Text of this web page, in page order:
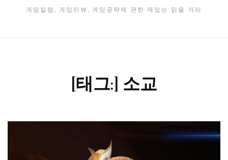
게임칼럼, 게임리뷰, 게임공략에 관한 재밌는 읽을 거리
[태그:] 소교